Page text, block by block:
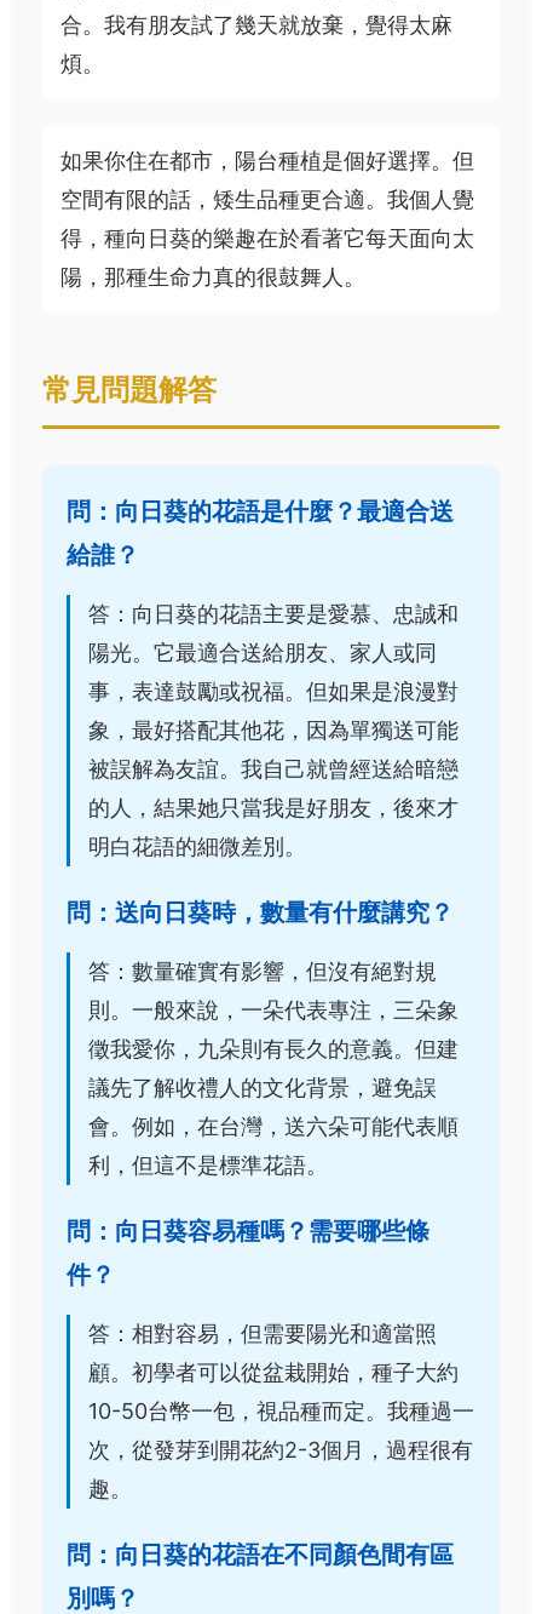
合。我有朋友試了幾天就放棄，覺得太麻
煩。
如果你住在都市，陽台種植是個好選擇。但
空間有限的話，矮生品種更合適。我個人覺
得，種向日葵的樂趣在於看著它每天面向太
陽，那種生命力真的很鼓舞人。
常見問題解答
問：向日葵的花語是什麼？最適合送
給誰？
答：向日葵的花語主要是愛慕、忠誠和
陽光。它最適合送給朋友、家人或同
事，表達鼓勵或祝福。但如果是浪漫對
象，最好搭配其他花，因為單獨送可能
被誤解為友誼。我自己就曾經送給暗戀
的人，結果她只當我是好朋友，後來才
明白花語的細微差別。
問：送向日葵時，數量有什麼講究？
答：數量確實有影響，但沒有絕對規
則。一般來說，一朵代表專注，三朵象
徵我愛你，九朵則有長久的意義。但建
議先了解收禮人的文化背景，避免誤
會。例如，在台灣，送六朵可能代表順
利，但這不是標準花語。
問：向日葵容易種嗎？需要哪些條
件？
答：相對容易，但需要陽光和適當照
顧。初學者可以從盆栽開始，種子大約
10-50台幣一包，視品種而定。我種過一
次，從發芽到開花約2-3個月，過程很有
趣。
問：向日葵的花語在不同顏色間有區
別嗎？